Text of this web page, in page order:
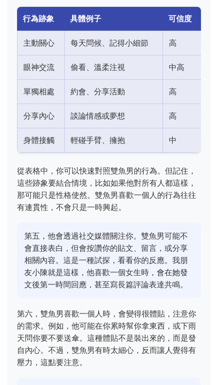
行為跡象 具體例子 可信度
主動關心 每天問候、記得小細節 高
眼神交流 偷看、溫柔注視 中高
單獨相處 約會、分享活動 高
分享內心 談論情感或夢想 高
身體接觸 輕碰手臂、擁抱 中
從表格中，你可以快速對照雙魚男的行為。但記住，
這些跡象要結合情境，比如如果他對所有人都這樣，
那可能只是性格使然。雙魚男喜歡一個人的行為往往
有連貫性，不會只是一時興起。
第五，他會透過社交媒體關注你。雙魚男可能不
會直接表白，但會按讚你的貼文、留言，或分享
相關內容。這是一種試探，看看你的反應。我朋
友小陳就是這樣，他喜歡一個女生時，會在她發
文後第一時間回應，甚至寫長篇評論表達共鳴。
第六，雙魚男喜歡一個人時，會變得很體貼，注意你
的需求。例如，他可能在你累時幫你拿東西，或下雨
天問你要不要送傘。這種體貼不是裝出來的，而是發
自內心。不過，雙魚男有時太細心，反而讓人覺得有
壓力，這點要注意。